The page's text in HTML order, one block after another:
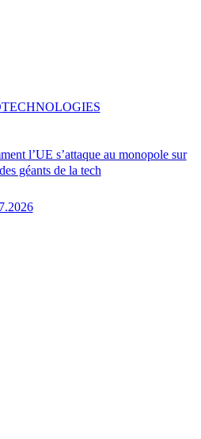
l’UE s’attaque au monopole sur
géants de la tech
TECHNOLOGIES